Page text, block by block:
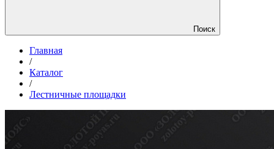
Поиск
Главная
/
Каталог
/
Лестничные площадки